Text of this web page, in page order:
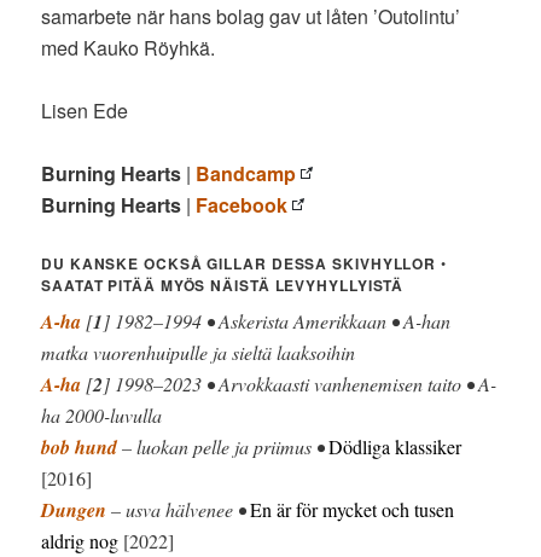
samarbete när hans bolag gav ut låten ’Outolintu’
med Kauko Röyhkä.
Lisen Ede
Burning Hearts | Bandcamp
Burning Hearts | Facebook
DU KANSKE OCKSÅ GILLAR DESSA SKIVHYLLOR •
SAATAT PITÄÄ MYÖS NÄISTÄ LEVYHYLLYISTÄ
A-ha [1] 1982–1994 • Askerista Amerikkaan • A-han
matka vuorenhuipulle ja sieltä laaksoihin
A-ha [2] 1998–2023 • Arvokkaasti vanhenemisen taito • A-
ha 2000-luvulla
bob hund– luokan pelle ja priimus •Dödliga klassiker
[2016]
Dungen – usva hälvenee •En är för mycket och tusen
aldrig nog [2022]